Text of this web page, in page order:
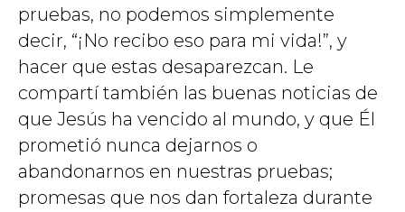
pruebas, no podemos simplemente
decir, “¡No recibo eso para mi vida!”, y
hacer que estas desaparezcan. Le
compartí también las buenas noticias de
que Jesús ha vencido al mundo, y que Él
prometió nunca dejarnos o
abandonarnos en nuestras pruebas;
promesas que nos dan fortaleza durante